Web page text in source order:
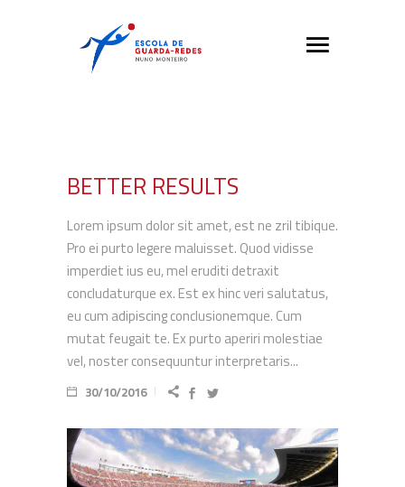
BETTER RESULTS
Lorem ipsum dolor sit amet, est ne zril tibique.
Pro ei purto legere maluisset. Quod vidisse
imperdiet ius eu, mel eruditi detraxit
concludaturque ex. Est ex hinc veri salutatus,
eu cum adipiscing conclusionemque. Cum
mutat feugait te. Ex purto aperiri molestiae
vel, noster consequuntur interpretaris...
30/10/2016